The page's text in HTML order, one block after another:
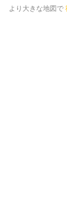
より大きな地図で